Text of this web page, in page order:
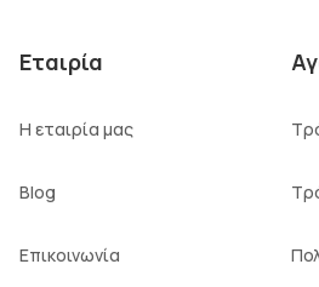
Εταιρία
Η εταιρία μας
Blog
Επικοινωνία